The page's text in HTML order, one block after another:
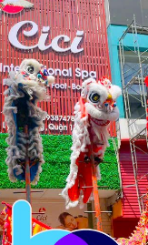
TRƯƠNG
NHẬT
THU
GÓI KHÁC
NHẬT
NGHIỆP
TRƯƠNG
SÁNG